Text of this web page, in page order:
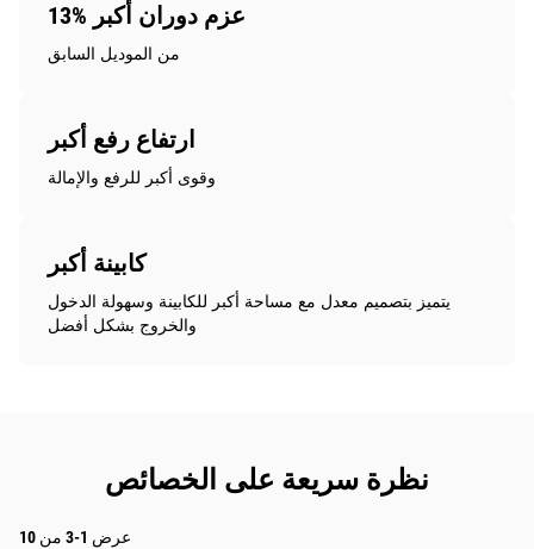
13% عزم دوران أكبر
من الموديل السابق
ارتفاع رفع أكبر
وقوى أكبر للرفع والإمالة
كابينة أكبر
يتميز بتصميم معدل مع مساحة أكبر للكابينة وسهولة الدخول
والخروج بشكل أفضل
نظرة سريعة على الخصائص
عرض 1-3 من 10